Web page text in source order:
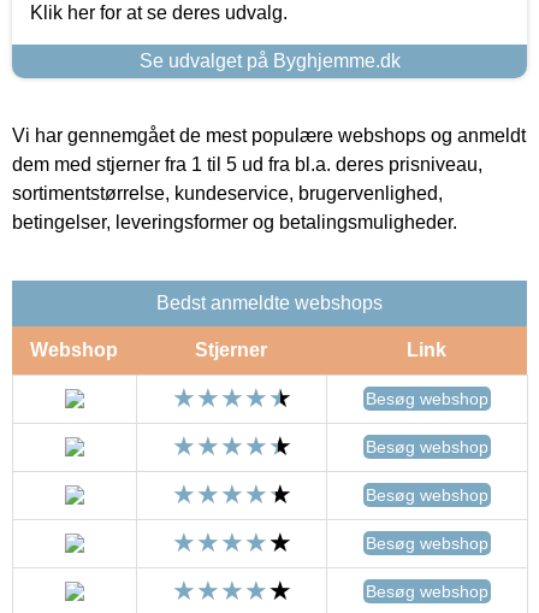
Klik her for at se deres udvalg.
Se udvalget på Byghjemme.dk
Vi har gennemgået de mest populære webshops og anmeldt
dem med stjerner fra 1 til 5 ud fra bl.a. deres prisniveau,
sortimentstørrelse, kundeservice, brugervenlighed,
betingelser, leveringsformer og betalingsmuligheder.
Bedst anmeldte webshops
Webshop Stjerner Link
Besøg webshop
Besøg webshop
Besøg webshop
Besøg webshop
Besøg webshop